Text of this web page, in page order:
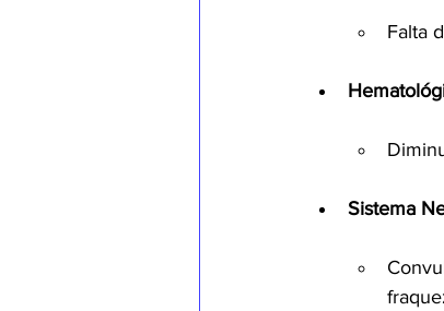
Falta
Sistema